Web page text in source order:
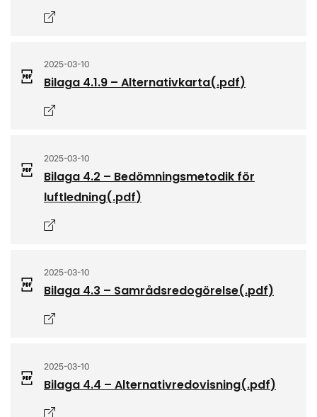
2025-03-10
Bilaga 4.1.9 – Alternativkarta(.pdf)
2025-03-10
Bilaga 4.2 – Bedömningsmetodik för
luftledning(.pdf)
2025-03-10
Bilaga 4.3 – Samrådsredogörelse(.pdf)
2025-03-10
Bilaga 4.4 – Alternativredovisning(.pdf)